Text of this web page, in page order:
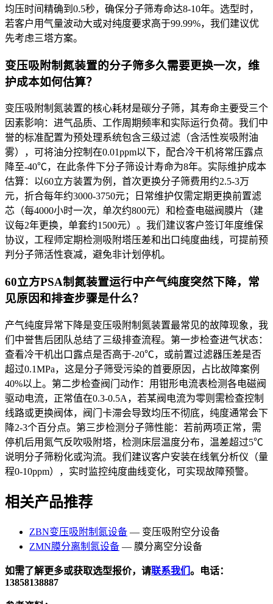
均压时间精确到0.5秒，确保分子筛寿命达8-10年。选型时，
若客户用气量波动大或对纯度要求高于99.99%，我们建议优
先考虑三塔方案。
变压吸附制氮装置的分子筛多久需要更换一次，维
护成本如何估算？
变压吸附制氮装置的核心耗材是碳分子筛，其寿命主要受三个
因素影响：进气品质、工作周期频率和实际运行负荷。我们中
誉的标准配置为预处理系统包含三级过滤（含活性炭吸附油
雾），可将油分控制在0.01ppm以下，配合冷干机将常压露点
降至-40℃，在此条件下分子筛设计寿命为8年。实际维护成本
估算：以60立方装置为例，首次更换分子筛费用约2.5-3万
元，折合每年约3000-3750元；日常维护仅需定期更换前置滤
芯（每4000小时一次，单次约800元）和检查电磁阀膜片（建
议每2年更换，单套约1500元）。我们建议客户签订年度维保
协议，工程师定期检测吸附塔压差和出口纯度曲线，可提前预
判分子筛活性衰减，避免非计划停机。
60立方PSA制氮装置运行中产气纯度突然下降，常
见原因和排查步骤是什么？
产气纯度异常下降是变压吸附制氮装置最常见的故障现象，我
们中誉售后团队总结了三级排查流程。第一步检查进气状态：
查看冷干机出口露点是否高于-20℃，或前置过滤器压差是否
超过0.1MPa，这是分子筛受污染的首要原因，占比故障案例
40%以上。第二步检查阀门动作：用钳形电流表检测各电磁阀
驱动电流，正常值在0.3-0.5A，若某阀电流为零则需检查控制
线路或更换阀体，阀门卡滞会导致均压不彻底，纯度通常会下
降2-3个百分点。第三步检测分子筛性能：若前两项正常，需
停机后用氮气反吹吸附塔，检测床层温度分布，温差超过5℃
说明分子筛粉化或沟流。我们建议客户安装在线氧分析仪（量
程0-10ppm），实时监控纯度曲线变化，可实现故障预警。
相关产品推荐
ZBN变压吸附制氮设备 — 变压吸附空分设备
ZMN膜分离制氮设备 — 膜分离空分设备
如需了解更多或获取选型报价，请联系我们 。电话：
13858138887